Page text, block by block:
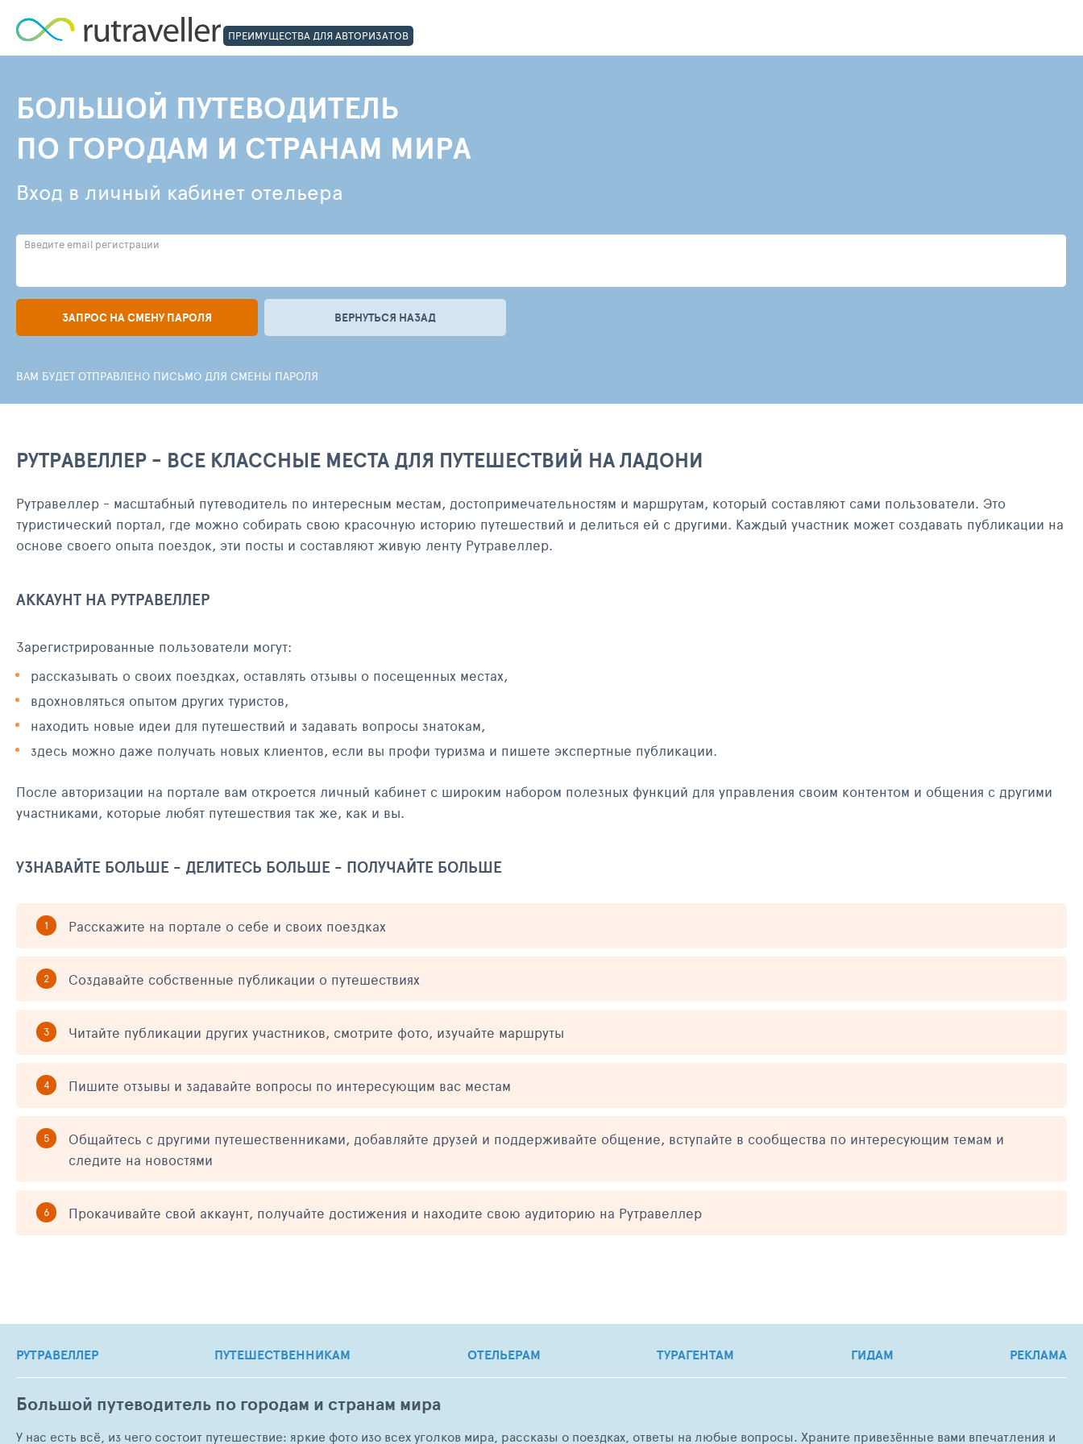
ПРЕИМУЩЕСТВА ДЛЯ АВТОРИЗАТОВ
БОЛЬШОЙ ПУТЕВОДИТЕЛЬ
ПО ГОРОДАМ И СТРАНАМ МИРА
Вход в личный кабинет отельера
Введите email регистрации
ЗАПРОС НА СМЕНУ ПАРОЛЯ ВЕРНУТЬСЯ НАЗАД
ВАМ БУДЕТ ОТПРАВЛЕНО ПИСЬМО ДЛЯ СМЕНЫ ПАРОЛЯ
РУТРАВЕЛЛЕР - ВСЕ КЛАССНЫЕ МЕСТА ДЛЯ ПУТЕШЕСТВИЙ НА ЛАДОНИ
Рутравеллер - масштабный путеводитель по интересным местам, достопримечательностям и маршрутам, который составляют сами пользователи. Это
туристический портал, где можно собирать свою красочную историю путешествий и делиться ей с другими. Каждый участник может создавать публикации на
основе своего опыта поездок, эти посты и составляют живую ленту Рутравеллер.
АККАУНТ НА РУТРАВЕЛЛЕР
Зарегистрированные пользователи могут:
рассказывать о своих поездках, оставлять отзывы о посещенных местах,
вдохновляться опытом других туристов,
находить новые идеи для путешествий и задавать вопросы знатокам,
здесь можно даже получать новых клиентов, если вы профи туризма и пишете экспертные публикации.
После авторизации на портале вам откроется личный кабинет с широким набором полезных функций для управления своим контентом и общения с другими
участниками, которые любят путешествия так же, как и вы.
УЗНАВАЙТЕ БОЛЬШЕ - ДЕЛИТЕСЬ БОЛЬШЕ - ПОЛУЧАЙТЕ БОЛЬШЕ
Расскажите на портале о себе и своих поездках
Создавайте собственные публикации о путешествиях
Читайте публикации других участников, смотрите фото, изучайте маршруты
Пишите отзывы и задавайте вопросы по интересующим вас местам
Общайтесь с другими путешественниками, добавляйте друзей и поддерживайте общение, вступайте в сообщества по интересующим темам и
следите на новостями
Прокачивайте свой аккаунт, получайте достижения и находите свою аудиторию на Рутравеллер
РУТРАВЕЛЛЕР ПУТЕШЕСТВЕННИКАМ ОТЕЛЬЕРАМ ТУРАГЕНТАМ ГИДАМ РЕКЛАМА
Большой путеводитель по городам и странам мира
У нас есть всё, из чего состоит путешествие: яркие фото изо всех уголков мира, рассказы о поездках, ответы на любые вопросы. Храните привезённые вами впечатления и